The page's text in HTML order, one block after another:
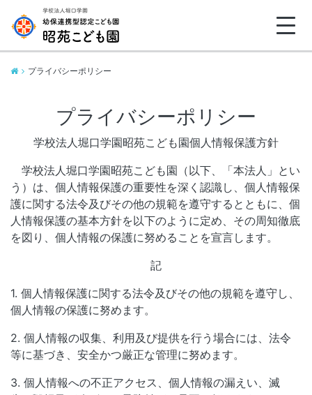
採用情報
人材育成3つの柱
保育教諭・保育士募集要項
エントリー・見学予約フォームはこちら
保護者の方へ
発達支援事業
プライバシーポリシー
プライバシーポリシー
学校法人堀口学園昭苑こども園個人情報保護方針
学校法人堀口学園昭苑こども園（以下、「本法人」とい
う）は、個人情報保護の重要性を深く認識し、個人情報保
護に関する法令及びその他の規範を遵守するとともに、個
人情報保護の基本方針を以下のように定め、その周知徹底
を図り、個人情報の保護に努めることを宣言します。
記
1. 個人情報保護に関する法令及びその他の規範を遵守し、
個人情報の保護に努めます。
2. 個人情報の収集、利用及び提供を行う場合には、法令
等に基づき、安全かつ厳正な管理に努めます。
3. 個人情報への不正アクセス、個人情報の漏えい、滅